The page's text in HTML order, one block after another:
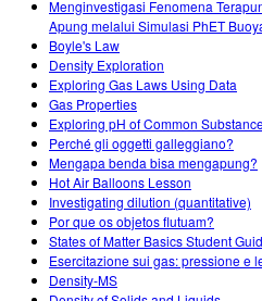
Menginvestigasi Fenomena
Apung melalui Simulasi PhET
Boyle's Law
Density Exploration
Exploring Gas Laws Using Data
Gas Properties
Exploring pH of Common
Perché gli oggetti galleggiano?
Mengapa benda bisa mengapung?
Hot Air Balloons Lesson
Investigating dilution (quantitative)
Por que os objetos flutuam?
States of Matter Basics Student
Esercitazione sui gas: pressione e
Density-MS